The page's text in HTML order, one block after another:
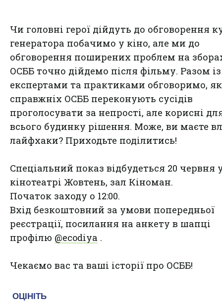
Чи головні герої дійдуть до обговорення
генератора побачимо у кіно, але ми до
обговорення поширених проблем на
ОСББ точно дійдемо після фільму. Разом із
експертами та практиками обговоримо,
справжніх ОСББ переконують сусідів
проголосувати за непрості, але корисні
всього будинку рішення. Може, ви маєте
лайфхаки? Приходьте поділитись!
Спеціальний показ відбудеться 20 червня
кінотеатрі Жовтень, зал Кіноман.
Початок заходу о 12:00.
Вхід безкоштовний за умови попередньої
реєстрації, посилання на анкету в шапці
профілю @ecodiya .
Чекаємо вас та ваші історії про ОСББ!